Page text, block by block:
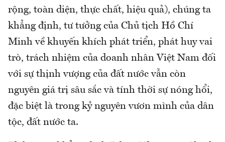
rộng, toàn diện, thực chất, hiệu quả), chúng ta
khẳng định, tư tưởng của Chủ tịch Hồ Chí
Minh về khuyến khích phát triển, phát huy vai
trò, trách nhiệm của doanh nhân Việt Nam đối
với sự thịnh vượng của đất nước vẫn còn
nguyên giá trị sâu sắc và tính thời sự nóng hổi,
đặc biệt là trong kỷ nguyên vươn mình của dân
tộc, đất nước ta.